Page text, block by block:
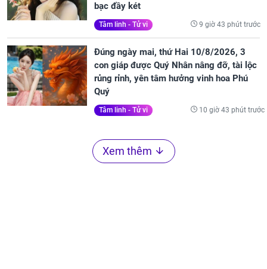
bạc đầy két
Tâm linh - Tử vi 9 giờ 43 phút trước
Đúng ngày mai, thứ Hai 10/8/2026, 3
con giáp được Quý Nhân nâng đỡ, tài lộc
rủng rỉnh, yên tâm hưởng vinh hoa Phú
Quý
Tâm linh - Tử vi 10 giờ 43 phút trước
Xem thêm